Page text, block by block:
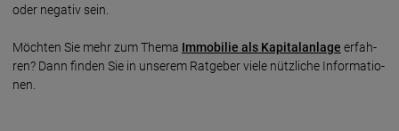
oder nega­tiv sein.
Möch­ten Sie mehr zum Thema Immo­bilie als Kapital­an­lage er­fah­
ren? Dann fin­den Sie in unse­rem Rat­ge­ber viele nütz­liche Infor­ma­tio­
nen.